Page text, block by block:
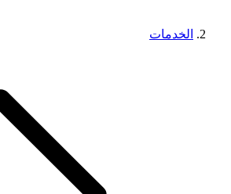
الخدمات